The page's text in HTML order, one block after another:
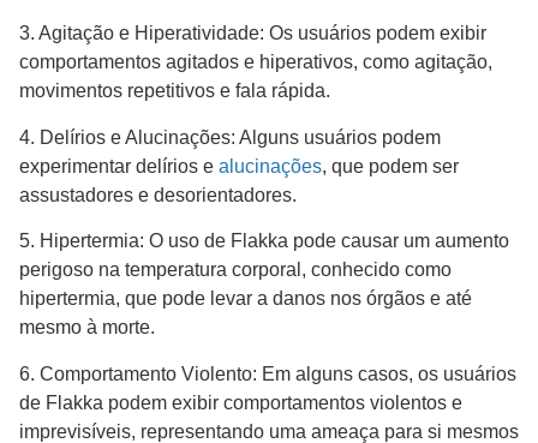
3. Agitação e Hiperatividade: Os usuários podem exibir
comportamentos agitados e hiperativos, como agitação,
movimentos repetitivos e fala rápida.
4. Delírios e Alucinações: Alguns usuários podem
experimentar delírios e alucinações, que podem ser
assustadores e desorientadores.
5. Hipertermia: O uso de Flakka pode causar um aumento
perigoso na temperatura corporal, conhecido como
hipertermia, que pode levar a danos nos órgãos e até
mesmo à morte.
6. Comportamento Violento: Em alguns casos, os usuários
de Flakka podem exibir comportamentos violentos e
imprevisíveis, representando uma ameaça para si mesmos